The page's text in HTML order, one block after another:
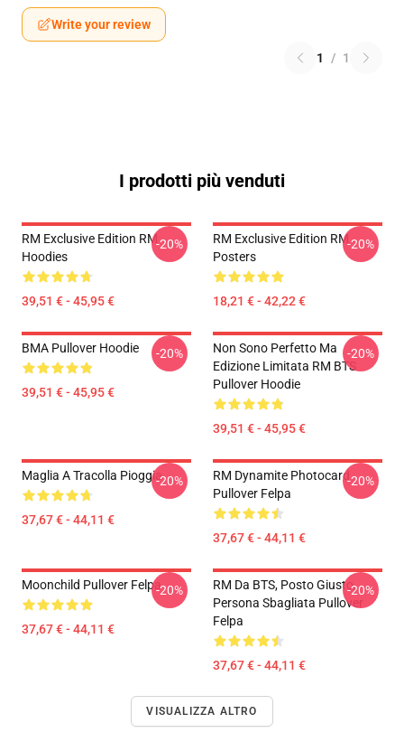
Write your review
1 / 1
I prodotti più venduti
RM Exclusive Edition RM
Hoodies
39,51 € - 45,95 €
-20%
RM Exclusive Edition RM
Posters
18,21 € - 42,22 €
-20%
BMA Pullover Hoodie
39,51 € - 45,95 €
-20%
Non Sono Perfetto Ma
Edizione Limitata RM BTS
Pullover Hoodie
39,51 € - 45,95 €
-20%
Maglia A Tracolla Pioggia
37,67 € - 44,11 €
-20%
RM Dynamite Photocard
Pullover Felpa
37,67 € - 44,11 €
-20%
Moonchild Pullover Felpa
37,67 € - 44,11 €
-20%
RM Da BTS, Posto Giusto,
Persona Sbagliata Pullover
Felpa
37,67 € - 44,11 €
-20%
VISUALIZZA ALTRO